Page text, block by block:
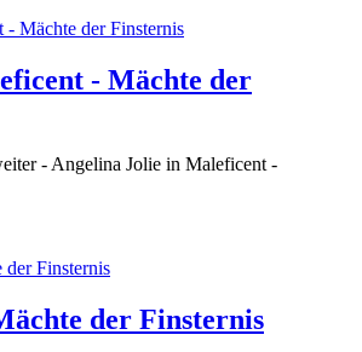
- Mächte der
- Angelina Jolie in Maleficent -
der Finsternis